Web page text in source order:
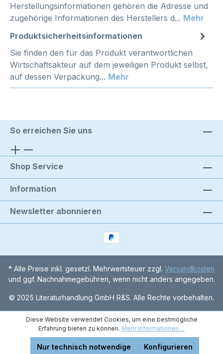
Herstellungsinformationen gehören die Adresse und
zugehörige Informationen des Herstellers d... Mehr
Produktsicherheitsinformationen
Sie finden den für das Produkt verantwortlichen
Wirtschaftsakteur auf dem jeweiligen Produkt selbst,
auf dessen Verpackung... Mehr
So erreichen Sie uns
Shop Service
Information
Newsletter abonnieren
* Alle Preise inkl. gesetzl. Mehrwertsteuer zzgl. Versandkosten
und ggf. Nachnahmegebühren, wenn nicht anders angegeben.
© 2025 Literaturhandlung GmbH R&S. Alle Rechte vorbehalten.
Diese Website verwendet Cookies, um eine bestmögliche
Erfahrung bieten zu können. Mehr Informationen ...
Nur technisch notwendige Konfigurieren